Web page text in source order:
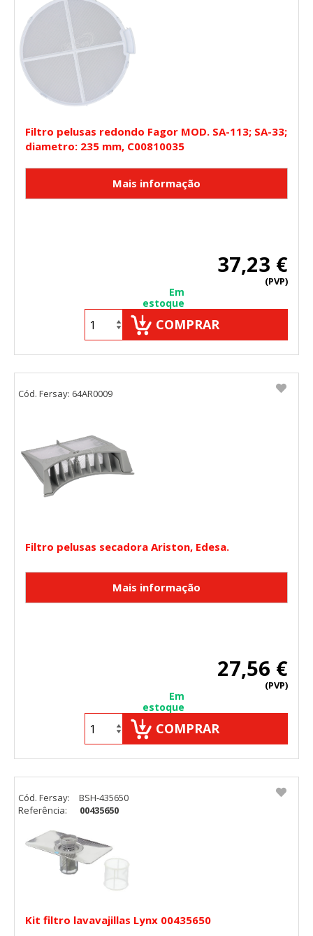
Filtro pelusas redondo Fagor MOD. SA-113; SA-33;
diametro: 235 mm, C00810035
37,23 €
(PVP)
Em
estoque
COMPRAR
Filtro pelusas secadora Ariston, Edesa.
27,56 €
(PVP)
Em
estoque
COMPRAR
Cód. Fersay: 64AR0009
Kit filtro lavavajillas Lynx 00435650
Cód. Fersay:
BSH-435650
Referência:
00435650